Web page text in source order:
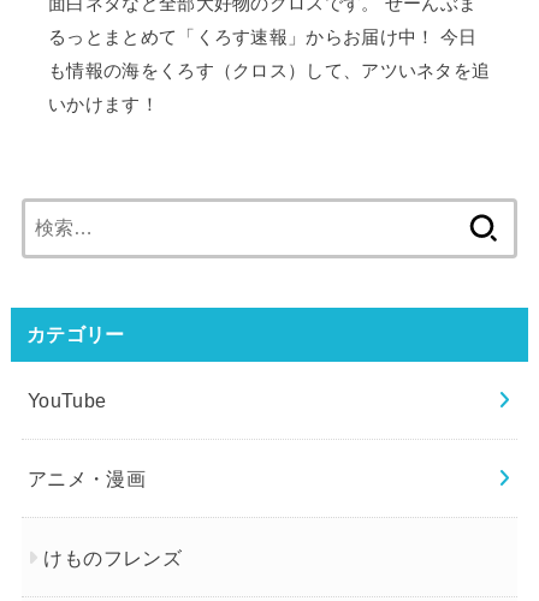
るっとまとめて「くろす速報」からお届け中！ 今日
も情報の海をくろす（クロス）して、アツいネタを追
いかけます！
索:
カテゴリー
YouTube
アニメ・漫画
けものフレンズ